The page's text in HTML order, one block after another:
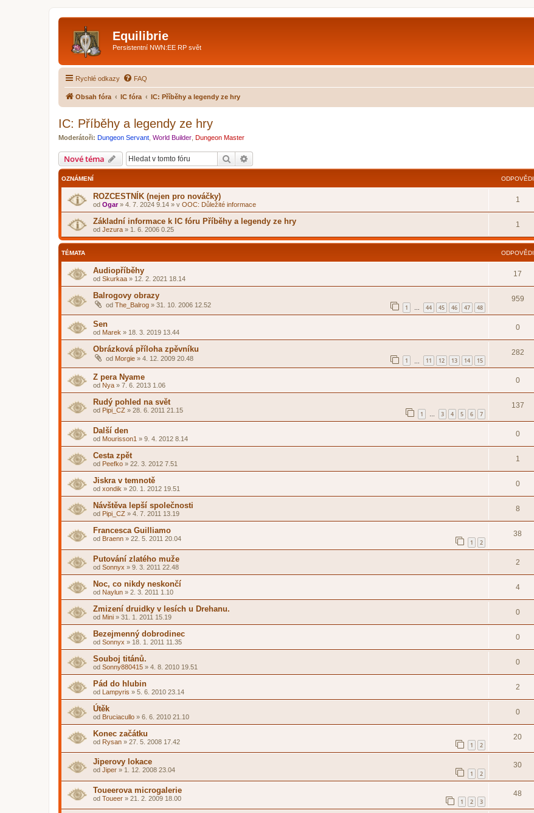
Equilibrie
Persistentní NWN:EE RP svět
Rychlé odkazy FAQ
Obsah fóra IC fóra IC: Příběhy a legendy ze hry
IC: Příběhy a legendy ze hry
Moderátoři: Dungeon Servant World Builder Dungeon Master
Nové téma Hledat
OZNÁMENÍ ODPOVĚDI
ROZCESTNÍK (nejen pro nováčky)
od Ogar» 4. 7. 2024 9.14 » v OOC: Důležité informace
1
Základní informace k IC fóru Příběhy a legendy ze hry
od Jezura » 1. 6. 2006 0.25
1
TÉMATA ODPOVĚDI
Audiopříběhy
od Skurkaa » 12. 2. 2021 18.14
17
Balrogovy obrazy
od The_Balrog » 31. 10. 2006 12.52 1 … 44 45 46 47 48
959
Sen
od Marek » 18. 3. 2019 13.44
0
Obrázková příloha zpěvníku
od Morgie » 4. 12. 2009 20.48 1 11 12 13 14 15
282
Z pera Nyame
od Nya » 7. 6. 2013 1.06
0
Rudý pohled na svět
od Pipi_CZ » 28. 6. 2011 21.15 1 … 3 4 5 6 7
137
Další den
od Mourisson1 » 9. 4. 2012 8.14
0
Cesta zpět
od Peefko » 22. 3. 2012 7.51
1
Jiskra v temnotě
od xondik » 20. 1. 2012 19.51
0
Návštěva lepší společnosti
od Pipi_CZ » 4. 7. 2011 13.19
8
Francesca Guilliamo
od Braenn » 22. 5. 2011 20.04 1 2
38
Putování zlatého muže
od Sonnyx » 9. 3. 2011 22.48
2
Noc, co nikdy neskončí
od Naylun » 2. 3. 2011 1.10
4
Zmizení druidky v lesích u Drehanu.
od Mini » 31. 1. 2011 15.19
0
Bezejmenný dobrodinec
od Sonnyx » 18. 1. 2011 11.35
0
Souboj titánů.
od Sonny880415 » 4. 8. 2010 19.51
0
Pád do hlubin
od Lampyris » 5. 6. 2010 23.14
2
Útěk
od Bruciacullo » 6. 6. 2010 21.10
0
Konec začátku
od Rysan » 27. 5. 2008 17.42 1 2
20
Jiperovy lokace
od Jiper » 1. 12. 2008 23.04 1 2
30
Toueerova microgalerie
od Toueer » 21. 2. 2009 18.00 1 2 3
48